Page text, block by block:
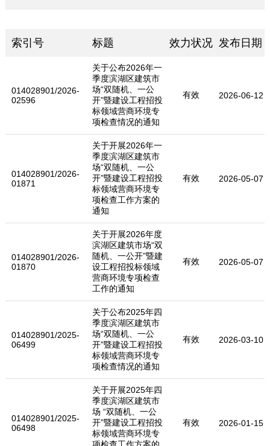
索引号 标题 效力状况 发布日期
014028901/2026-
02596
关于公布2026年一
季度滨湖区建筑市
场“双随机、一公
开”暨建设工程招投
标领域营商环境专
项检查情况的通知
有效 2026-06-12
014028901/2026-
01871
关于开展2026年一
季度滨湖区建筑市
场“双随机、一公
开”暨建设工程招投
标领域营商环境专
项检查工作方案的
通知
有效 2026-05-07
014028901/2026-
01870
关于开展2026年度
滨湖区建筑市场“双
随机、一公开”暨建
设工程招投标领域
营商环境专项检查
工作的通知
有效 2026-05-07
014028901/2025-
06499
关于公布2025年四
季度滨湖区建筑市
场“双随机、一公
开”暨建设工程招投
标领域营商环境专
项检查情况的通知
有效 2026-03-10
014028901/2025-
06498
关于开展2025年四
季度滨湖区建筑市
场 “双随机、一公
开”暨建设工程招投
标领域营商环境专
有效 2026-01-15